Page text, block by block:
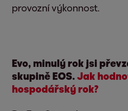
provozní výkonnost.
Evo, minulý rok jsi
skupině EOS. Jak
hospodářský rok?